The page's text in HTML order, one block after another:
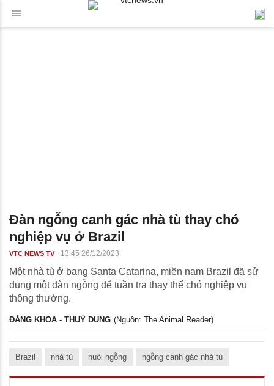
Đàn ngỗng canh gác nhà tù thay chó
nghiệp vụ ở Brazil
VTC NEWS TV 13:45 26/12/2023
Một nhà tù ở bang Santa Catarina, miền nam Brazil đã sử
dụng một đàn ngỗng để tuần tra thay thế chó nghiệp vụ
thông thường.
ĐĂNG KHOA - THUỲ DUNG (Nguồn: The Animal Reader)
Brazil nhà tù nuôi ngỗng ngỗng canh gác nhà tù